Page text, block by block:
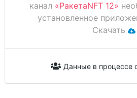
канал «РакетаNFT 12»
установленное
Скачать
Данные в процессе